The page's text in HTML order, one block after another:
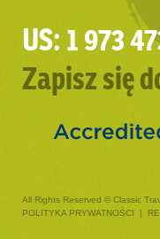
US: 1 973
Zapisz się
All Rights Reserved © Classic
POLITYKA PRYWATNOŚCI
|